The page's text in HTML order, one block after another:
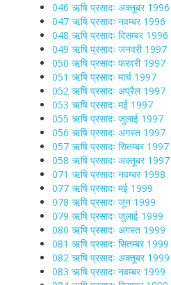
046 ऋषि प्रसादः अक्तूबर 1996
047 ऋषि प्रसादः नवम्बर 1996
048 ऋषि प्रसादः दिसम्बर 1996
049 ऋषि प्रसादः जनवरी 1997
050 ऋषि प्रसादः फरवरी 1997
051 ऋषि प्रसादः मार्च 1997
052 ऋषि प्रसादः अप्रैल 1997
053 ऋषि प्रसादः मई 1997
055 ऋषि प्रसादः जुलाई 1997
056 ऋषि प्रसादः अगस्त 1997
057 ऋषि प्रसादः सितम्बर 1997
058 ऋषि प्रसादः अक्तूबर 1997
071 ऋषि प्रसादः नवम्बर 1998
077 ऋषि प्रसादः मई 1999
078 ऋषि प्रसादः जून 1999
079 ऋषि प्रसादः जुलाई 1999
080 ऋषि प्रसादः अगस्त 1999
081 ऋषि प्रसादः सितम्बर 1999
082 ऋषि प्रसादः अक्तूबर 1999
083 ऋषि प्रसादः नवम्बर 1999